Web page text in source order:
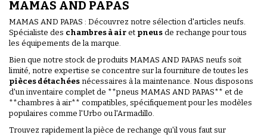
MAMAS AND PAPAS
MAMAS AND PAPAS : Découvrez notre sélection d'articles neufs.
Spécialiste des chambres à air et pneus de rechange pour tous
les équipements de la marque.
Bien que notre stock de produits MAMAS AND PAPAS neufs soit
limité, notre expertise se concentre sur la fourniture de toutes les
pièces détachées nécessaires à la maintenance. Nous disposons
d'un inventaire complet de **pneus MAMAS AND PAPAS** et de
**chambres à air** compatibles, spécifiquement pour les modèles
populaires comme l'Urbo ou l'Armadillo.
Trouvez rapidement la pièce de rechange qu'il vous faut sur